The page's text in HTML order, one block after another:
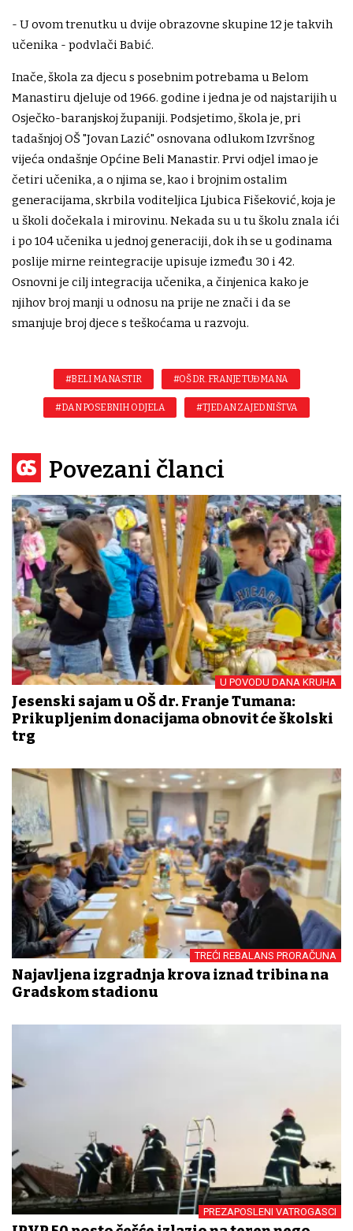
- U ovom trenutku u dvije obrazovne skupine 12 je takvih
učenika - podvlači Babić.
Inače, škola za djecu s posebnim potrebama u Belom
Manastiru djeluje od 1966. godine i jedna je od najstarijih u
Osječko-baranjskoj županiji. Podsjetimo, škola je, pri
tadašnjoj OŠ "Jovan Lazić" osnovana odlukom Izvršnog
vijeća ondašnje Općine Beli Manastir. Prvi odjel imao je
četiri učenika, a o njima se, kao i brojnim ostalim
generacijama, skrbila voditeljica Ljubica Fišeković, koja je
u školi dočekala i mirovinu. Nekada su u tu školu znala ići
i po 104 učenika u jednoj generaciji, dok ih se u godinama
poslije mirne reintegracije upisuje između 30 i 42.
Osnovni je cilj integracija učenika, a činjenica kako je
njihov broj manji u odnosu na prije ne znači i da se
smanjuje broj djece s teškoćama u razvoju.
#BELI MANASTIR #OŠ DR. FRANJE TUĐMANA
#DAN POSEBNIH ODJELA #TJEDAN ZAJEDNIŠTVA
Povezani članci
U POVODU DANA KRUHA
Jesenski sajam u OŠ dr. Franje Tuđmana:
Prikupljenim donacijama obnovit će školski
trg
TREĆI REBALANS PRORAČUNA
Najavljena izgradnja krova iznad tribina na
Gradskom stadionu
PREZAPOSLENI VATROGASCI